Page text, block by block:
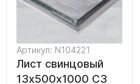
Артикул: N104221
Лист свинцовый
13х500х1000 С3